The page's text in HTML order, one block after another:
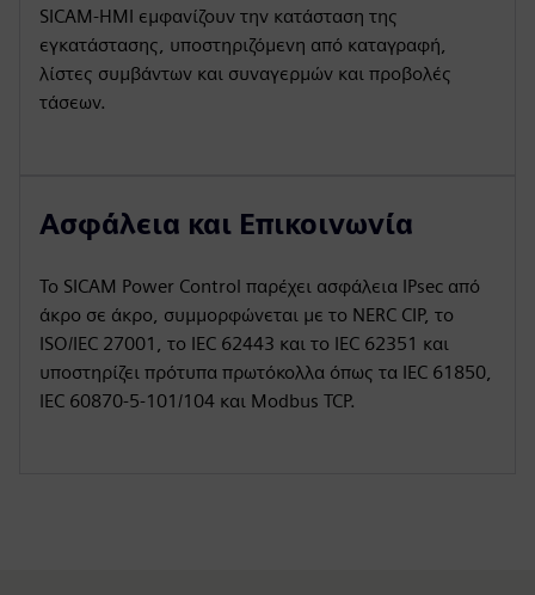
SICAM-HMI εμφανίζουν την κατάσταση της
εγκατάστασης, υποστηριζόμενη από καταγραφή,
λίστες συμβάντων και συναγερμών και προβολές
τάσεων.
Ασφάλεια και Επικοινωνία
Το SICAM Power Control παρέχει ασφάλεια IPsec από
άκρο σε άκρο, συμμορφώνεται με το NERC CIP, το
ISO/IEC 27001, το IEC 62443 και το IEC 62351 και
υποστηρίζει πρότυπα πρωτόκολλα όπως τα IEC 61850,
IEC 60870‑5‑101/104 και Modbus TCP.